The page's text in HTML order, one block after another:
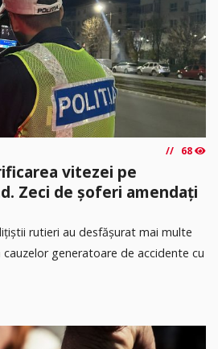
68
vitezei pe
Zeci de șoferi amendați
rutieri au desfășurat mai multe
generatoare de accidente cu